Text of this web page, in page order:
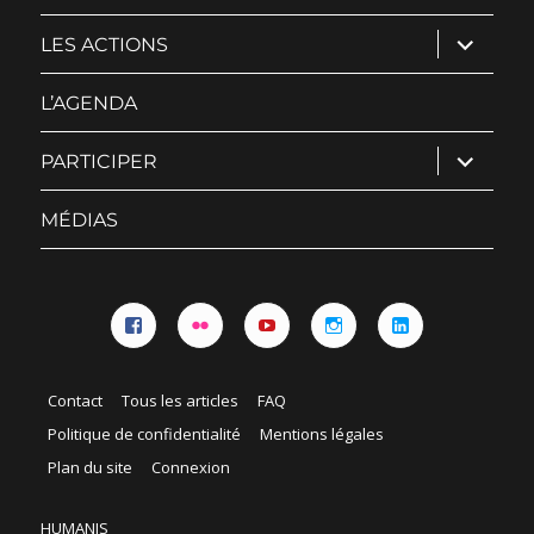
LES ACTIONS ouvrir
le
sous-
L’AGENDA
PARTICIPER ouvrir
le
sous-
MÉDIAS
Contact Tous les articles
FAQ
Politique de confidentialité
Mentions légales
Plan du site
Connexion
HUMANIS